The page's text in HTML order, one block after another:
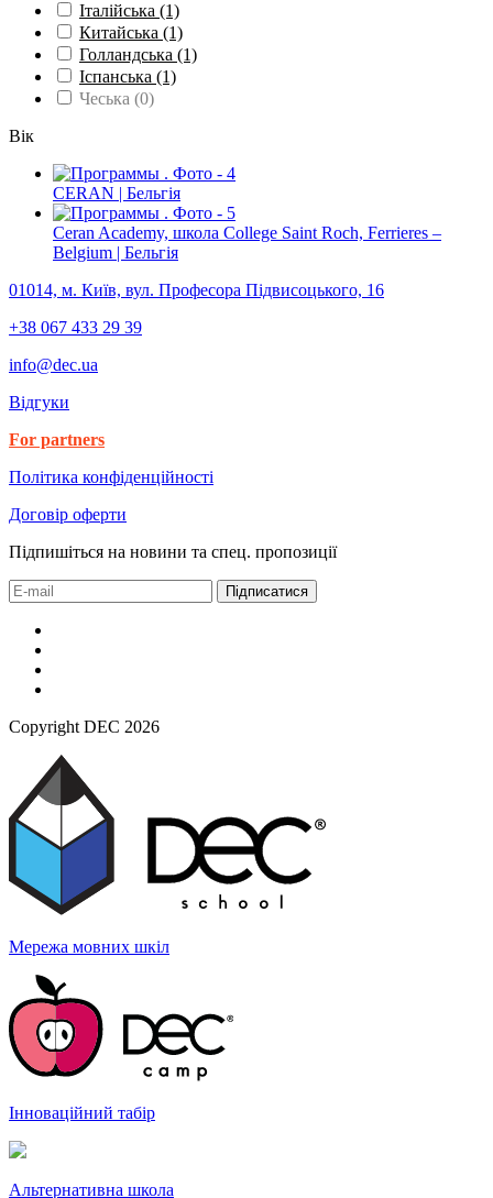
Італійська (1)
Китайська (1)
Голландська (1)
Іспанська (1)
Чеська (0)
Вік
CERAN | Бельгія
Ceran Academy, школа College Saint Roch, Ferrieres –
Belgium | Бельгія
01014, м. Київ, вул. Професора Підвисоцького, 16
+38 067 433 29 39
info@dec.ua
Відгуки
For partners
Політика конфіденційності
Договір оферти
Підпишіться на новини та спец. пропозиції
Підписатися
Copyright DEC 2026
Мережа мовних шкіл
Інноваційний табір
Альтернативна школа